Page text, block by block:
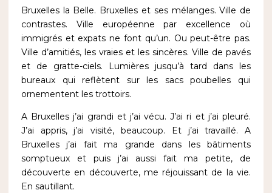
Bruxelles la Belle. Bruxelles et ses mélanges. Ville de
contrastes. Ville européenne par excellence où
immigrés et expats ne font qu’un. Ou peut-être pas.
Ville d’amitiés, les vraies et les sincères. Ville de pavés
et de gratte-ciels. Lumières jusqu’à tard dans les
bureaux qui reflètent sur les sacs poubelles qui
ornementent les trottoirs.
A Bruxelles j’ai grandi et j’ai vécu. J’ai ri et j’ai pleuré.
J’ai appris, j’ai visité, beaucoup.
Et j’ai travaillé. A
Bruxelles j’ai fait ma grande dans les bâtiments
somptueux et puis j’ai aussi fait ma petite, de
découverte en découverte, me réjouissant de la vie.
En sautillant.